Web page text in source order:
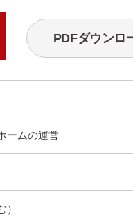
PDFダウンロ
ームの運営
）